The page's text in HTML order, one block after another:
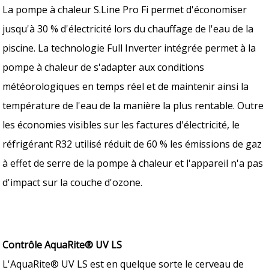
La pompe à chaleur S.Line Pro Fi permet d'économiser
jusqu'à 30 % d'électricité lors du chauffage de l'eau de la
piscine. La technologie Full Inverter intégrée permet à la
pompe à chaleur de s'adapter aux conditions
météorologiques en temps réel et de maintenir ainsi la
température de l'eau de la manière la plus rentable. Outre
les économies visibles sur les factures d'électricité, le
réfrigérant R32 utilisé réduit de 60 % les émissions de gaz
à effet de serre de la pompe à chaleur et l'appareil n'a pas
d'impact sur la couche d'ozone.
Contrôle AquaRite® UV LS
L'AquaRite® UV LS est en quelque sorte le cerveau de